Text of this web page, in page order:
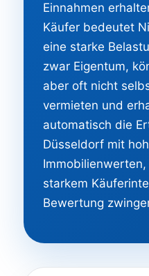
Einnahmen
Käufer bedeutet
eine starke
zwar Eigentum,
aber oft nicht
vermieten und
automatisch die
Düsseldorf mit
starkem
Bewertung